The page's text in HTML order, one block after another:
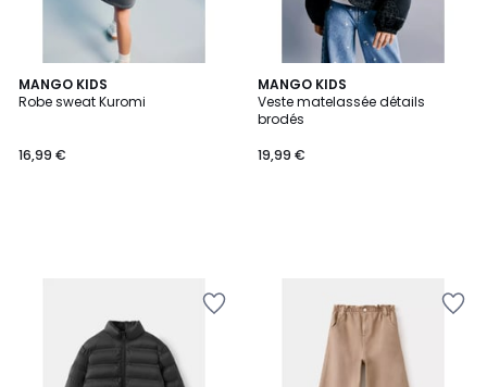
MANGO KIDS
Robe sweat Kuromi
16,99 €
MANGO KIDS
Veste matelassée détails
brodés
19,99 €